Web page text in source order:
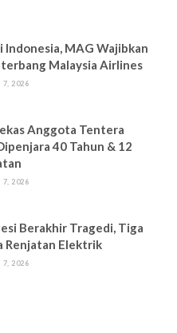
MAG Wajibkan
Malaysia Airlines
7, 2026
Anggota Tentera
40 Tahun & 12
7, 2026
Berakhir Tragedi, Tiga
Renjatan Elektrik
7, 2026